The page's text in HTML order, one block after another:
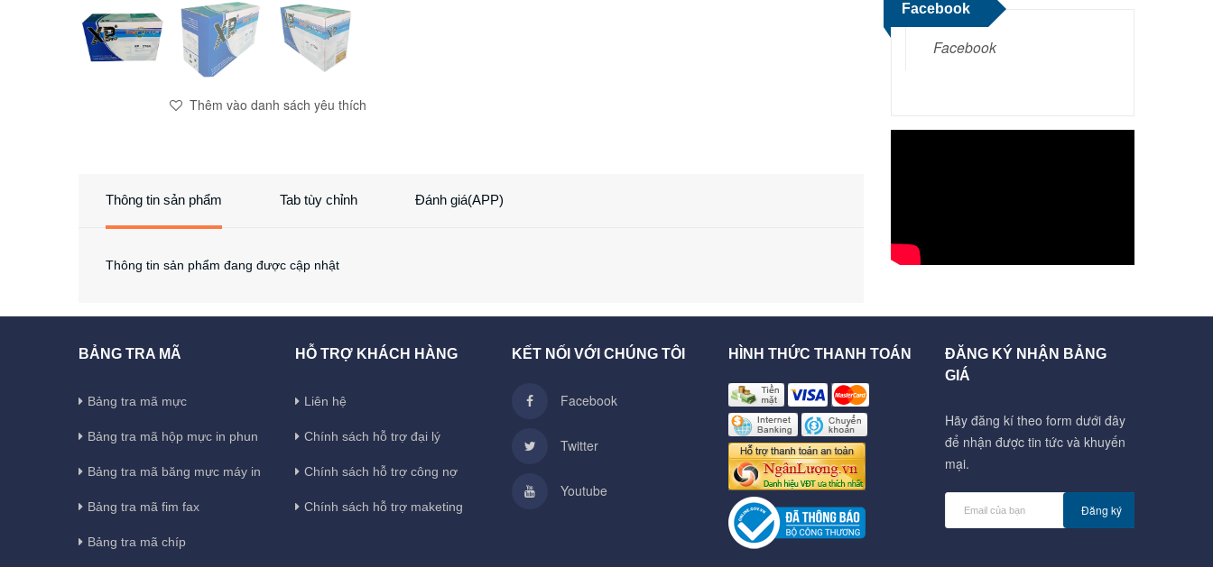
Thêm vào danh sách yêu thích
Thông tin sản phẩm Tab tùy chỉnh Đánh giá(APP)
Thông tin sản phẩm đang được cập nhật
Facebook
Facebook
BẢNG TRA MÃ
Bảng tra mã mực
Bảng tra mã hộp mực in phun
Bảng tra mã băng mực máy in
Bảng tra mã fim fax
Bảng tra mã chíp
HỖ TRỢ KHÁCH HÀNG
Liên hệ
Chính sách hỗ trợ đại lý
Chính sách hỗ trợ công nợ
Chính sách hỗ trợ maketing
KẾT NỐI VỚI CHÚNG TÔI
Facebook
Twitter
Youtube
HÌNH THỨC THANH TOÁN
ĐĂNG KÝ NHẬN BẢNG
GIÁ
Hãy đăng kí theo form dưới đây
để nhận được tin tức và khuyến
mại.
Đăng ký